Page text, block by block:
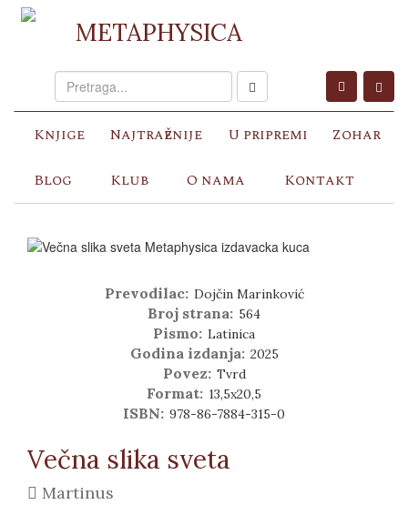
METAPHYSICA
Knjige Najtraženije U pripremi Zohar
Blog Klub O nama Kontakt
Prevodilac: Dojčin Marinković
Broj strana: 564
Pismo: Latinica
Godina izdanja: 2025
Povez: Tvrd
Format: 13,5x20,5
ISBN: 978-86-7884-315-0
Večna slika sveta
Martinus